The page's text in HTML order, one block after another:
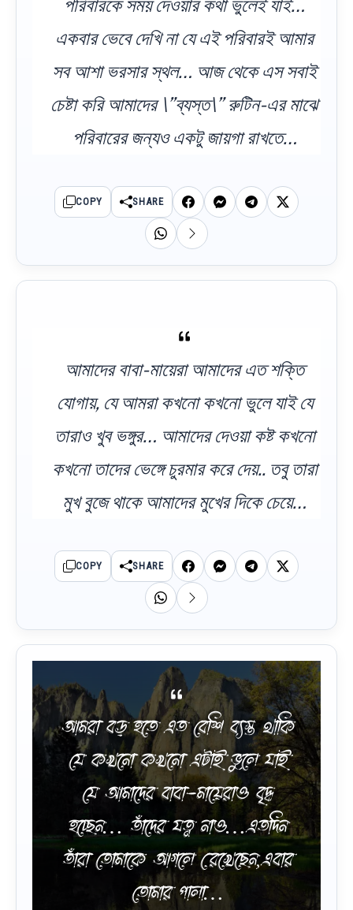
পরিবারকে সময় দেওয়ার কথা ভুলেই যাই…
একবার ভেবে দেখি না যে এই পরিবারই আমার
সব আশা ভরসার স্থল… আজ থেকে এস সবাই
চেষ্টা করি আমাদের \”ব্যস্ত\” রুটিন-এর মাঝে
পরিবারের জন্যও একটু জায়গা রাখতে…
COPY SHARE
আমাদের বাবা-মায়েরা আমাদের এত শক্তি
যোগায়, যে আমরা কখনো কখনো ভুলে যাই যে
তারাও খুব ভঙ্গুর… আমাদের দেওয়া কষ্ট কখনো
কখনো তাদের ভেঙ্গে চুরমার করে দেয়.. তবু তারা
মুখ বুজে থাকে আমাদের মুখের দিকে চেয়ে…
COPY SHARE
আমরা বড় হতে এত বেশি ব্যস্ত থাকি
যে কখনো কখনো এটাই ভুলে যাই
যে আমাদের বাবা-মায়েরাও বৃদ্ধ
হচ্ছেন… তাঁদের যত্ন নাও…এতদিন
তাঁরা তোমাকে আগলে রেখেছেন,এবার
তোমার পালা…